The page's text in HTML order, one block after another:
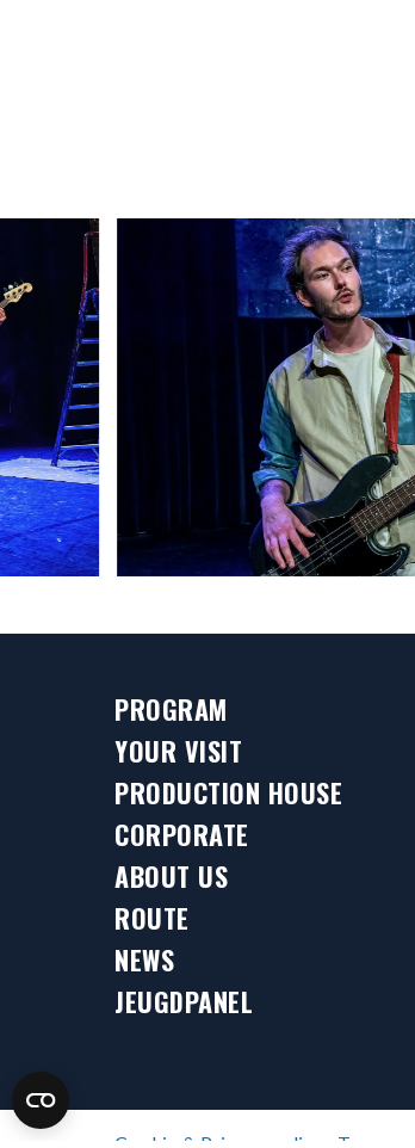
PROGRAM
YOUR VISIT
PRODUCTION HOUSE
CORPORATE
ABOUT US
ROUTE
NEWS
JEUGDPANEL
Cookie & Privacy policy Terms